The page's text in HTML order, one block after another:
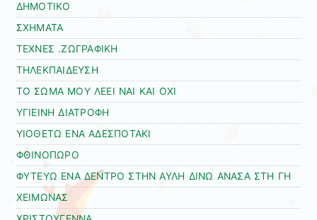
ΔΗΜΟΤΙΚΟ
ΣΧΗΜΑΤΑ
ΤΕΧΝΕΣ .ΖΩΓΡΑΦΙΚΗ
ΤΗΛΕΚΠΑΙΔΕΥΣΗ
ΤΟ ΣΩΜΑ ΜΟΥ ΛΕΕΙ ΝΑΙ ΚΑΙ ΟΧΙ
ΥΓΙΕΙΝΗ ΔΙΑΤΡΟΦΗ
ΥΙΟΘΕΤΩ ΕΝΑ ΑΔΕΣΠΟΤΑΚΙ
ΦΘΙΝΟΠΩΡΟ
ΦΥΤΕΥΩ ΕΝΑ ΔΕΝΤΡΟ ΣΤΗΝ ΑΥΛΗ ΔΙΝΩ ΑΝΑΣΑ ΣΤΗ ΓΗ
ΧΕΙΜΩΝΑΣ